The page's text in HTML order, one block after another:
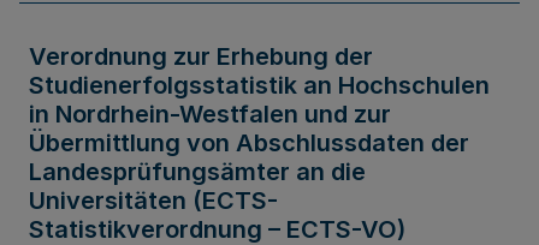
Verordnung zur Erhebung der
Studienerfolgsstatistik an Hochschulen
in Nordrhein-Westfalen und zur
Übermittlung von Abschlussdaten der
Landesprüfungsämter an die
Universitäten (ECTS-
Statistikverordnung – ECTS-VO)